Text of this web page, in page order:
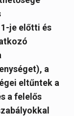
je előtti és
a
eltűntek a
a felelős